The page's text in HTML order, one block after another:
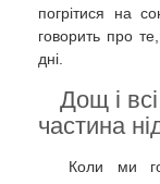
погрітися на
говорить про
дні.
Дощ і
частина
Коли ми